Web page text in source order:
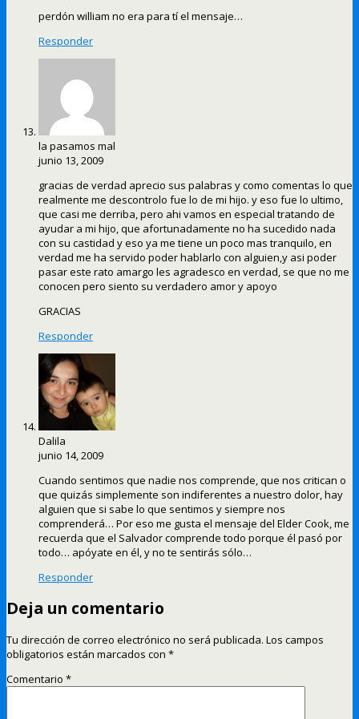
perdón william no era para tí el mensaje…
Responder
la pasamos mal
junio 13, 2009
gracias de verdad aprecio sus palabras y como comentas lo que
realmente me descontrolo fue lo de mi hijo. y eso fue lo ultimo,
que casi me derriba, pero ahi vamos en especial tratando de
ayudar a mi hijo, que afortunadamente no ha sucedido nada
con su castidad y eso ya me tiene un poco mas tranquilo, en
verdad me ha servido poder hablarlo con alguien,y asi poder
pasar este rato amargo les agradesco en verdad, se que no me
conocen pero siento su verdadero amor y apoyo
GRACIAS
Responder
Dalila
junio 14, 2009
Cuando sentimos que nadie nos comprende, que nos critican o
que quizás simplemente son indiferentes a nuestro dolor, hay
alguien que si sabe lo que sentimos y siempre nos
comprenderá… Por eso me gusta el mensaje del Elder Cook, me
recuerda que el Salvador comprende todo porque él pasó por
todo… apóyate en él, y no te sentirás sólo…
Responder
Deja un comentario
Tu dirección de correo electrónico no será publicada. Los campos
obligatorios están marcados con *
Comentario *